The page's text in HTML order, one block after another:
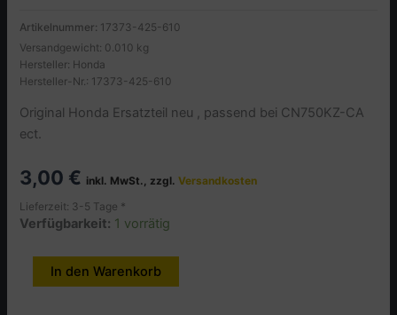
Artikelnummer: 17373-425-610
Versandgewicht: 0.010 kg
Hersteller: Honda
Hersteller-Nr.: 17373-425-610
Original Honda Ersatzteil neu , passend bei CN750KZ-CA
ect.
3,00 € inkl. MwSt., zzgl.Versandkosten
Lieferzeit: 3-5 Tage *
Verfügbarkeit: 1 vorrätig
JOINT,
DRAIN
In den Warenkorb